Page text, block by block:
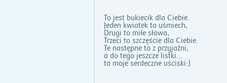
To jest bukiecik dla Ciebie.
Jeden kwiatek to uśmiech,
Drugi to miłe słowa,
Trzeci to szczęście dla Ciebie.
Te następne to z przyjaźni,
a do tego jeszcze listki...
to moje serdeczne uściski:)